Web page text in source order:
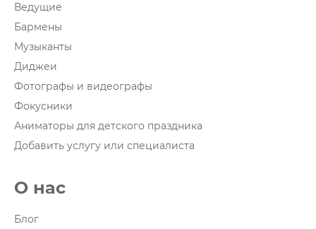
Ведущие
Бармены
Музыканты
Диджеи
Фотографы и видеографы
Фокусники
Аниматоры для детского праздника
Добавить услугу или специалиста
О нас
Блог